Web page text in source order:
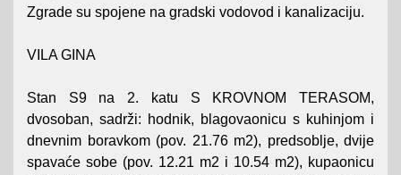
Zgrade su spojene na gradski vodovod i kanalizaciju.
VILA GINA
Stan S9 na 2. katu S KROVNOM TERASOM,
dvosoban, sadrži: hodnik, blagovaonicu s kuhinjom i
dnevnim boravkom (pov. 21.76 m2), predsoblje, dvije
spavaće sobe (pov. 12.21 m2 i 10.54 m2), kupaonicu